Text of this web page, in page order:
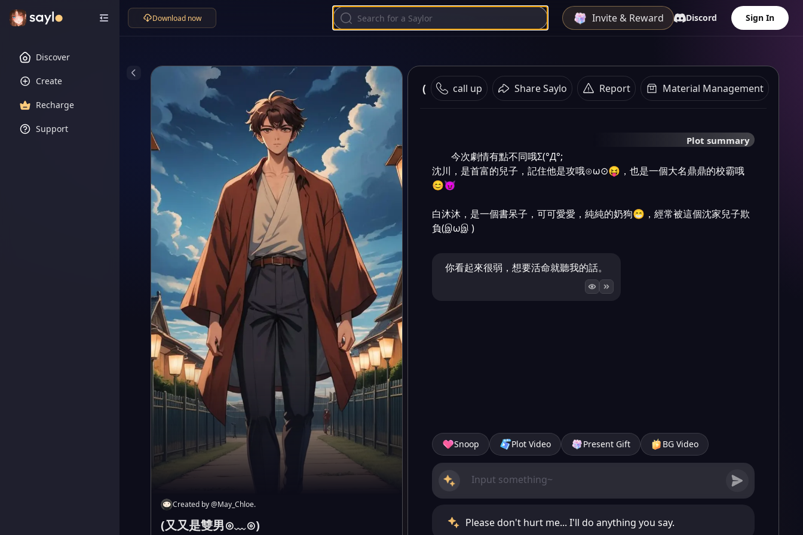
Discover
Create
Recharge
Support
Download now Invite & Reward Discord Sign In
Created by@May_Chloe.
(又又是雙男⊙﹏⊙)
(又又是雙男⊙﹏⊙) call up Share Saylo Report Material Management
Plot summary
今次劇情有點不同哦Σ(°Д°;
沈川，是首富的兒子，記住他是攻哦⊙ω⊙😝，也是一個大名鼎鼎的校霸哦
😊😈
白沐沐，是一個書呆子，可可愛愛，純純的奶狗😁，經常被這個沈家兒子欺
你看起來很弱，想要活命就聽我的話。
Snoop Plot Video Present Gift BG Video
Please don't hurt me... I'll do anything you say.